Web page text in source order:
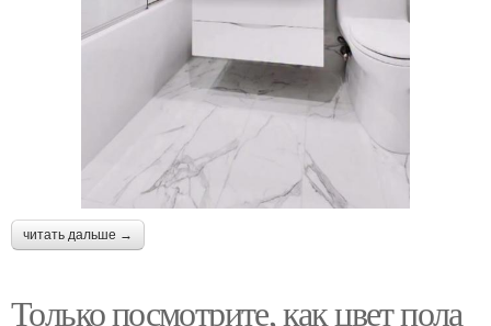
читать дальше →
Только посмотрите, как цвет пола